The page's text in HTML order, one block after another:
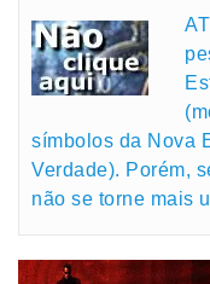
símbolos da Nova
Verdade). Porém,
não se torne mais